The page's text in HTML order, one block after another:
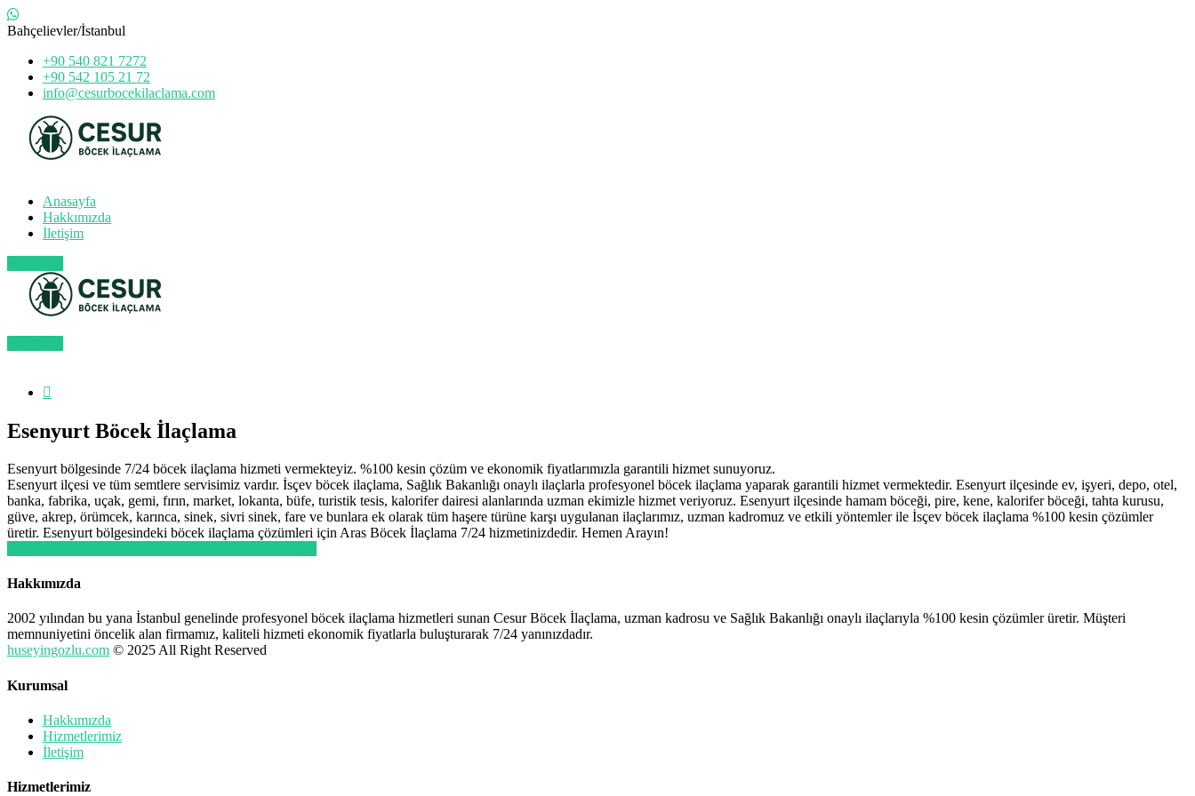
Bahçelievler/İstanbul
+90 540 821 7272
+90 542 105 21 72
info@cesurbocekilaclama.com
Anasayfa
Hakkımızda
İletişim
Esenyurt Böcek İlaçlama
Esenyurt bölgesinde 7/24 böcek ilaçlama hizmeti vermekteyiz. %100 kesin çözüm ve ekonomik fiyatlarımızla garantili hizmet sunuyoruz.
Esenyurt ilçesi ve tüm semtlere servisimiz vardır. İsçev böcek ilaçlama, Sağlık Bakanlığı onaylı ilaçlarla profesyonel böcek ilaçlama yaparak garantili hizmet vermektedir. Esenyurt ilçesinde ev, işyeri, depo, otel,
banka, fabrika, uçak, gemi, fırın, market, lokanta, büfe, turistik tesis, kalorifer dairesi alanlarında uzman ekimizle hizmet veriyoruz. Esenyurt ilçesinde hamam böceği, pire, kene, kalorifer böceği, tahta kurusu,
güve, akrep, örümcek, karınca, sinek, sivri sinek, fare ve bunlara ek olarak tüm haşere türüne karşı uygulanan ilaçlarımız, uzman kadromuz ve etkili yöntemler ile İsçev böcek ilaçlama %100 kesin çözümler
üretir. Esenyurt bölgesindeki böcek ilaçlama çözümleri için Aras Böcek İlaçlama 7/24 hizmetinizdedir. Hemen Arayın!
Hakkımızda
2002 yılından bu yana İstanbul genelinde profesyonel böcek ilaçlama hizmetleri sunan Cesur Böcek İlaçlama, uzman kadrosu ve Sağlık Bakanlığı onaylı ilaçlarıyla %100 kesin çözümler üretir. Müşteri
memnuniyetini öncelik alan firmamız, kaliteli hizmeti ekonomik fiyatlarla buluşturarak 7/24 yanınızdadır.
huseyingozlu.com © 2025 All Right Reserved
Kurumsal
Hakkımızda
Hizmetlerimiz
İletişim
Hizmetlerimiz